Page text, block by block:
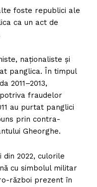
foste republici ale
ca un act de
naționaliste și
panglica. În timpul
2011–2013,
fraudelor
au purtat panglici
prin contra-
Gheorghe.
din 2022, culorile
cu simbolul militar
război prezent în